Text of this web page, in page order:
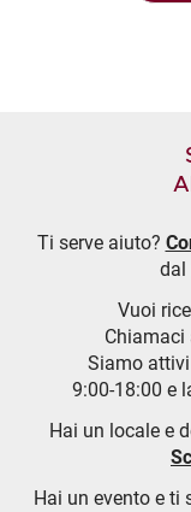
Ti serve aiuto?
dal
Vuoi
Chiamaci
Siamo
9:00-18:00 e
Hai un locale e
Hai un evento e ti